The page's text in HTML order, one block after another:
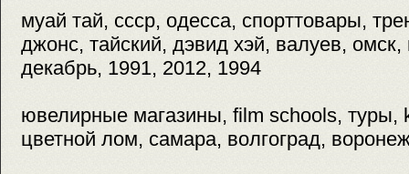
муай тай, ссср, одесса, спорттовары,
джонс, тайский, дэвид хэй, валуев, омск,
декабрь, 1991, 2012, 1994
ювелирные магазины, film schools, туры,
цветной лом, самара, волгоград,